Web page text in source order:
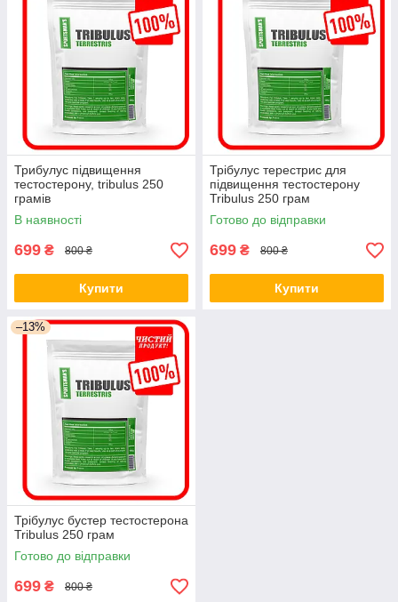
Трибулус підвищення
тестостерону, tribulus 250
грамів
В наявності
699 ₴ 800 ₴
Купити
Трібулус терестрис для
підвищення тестостерону
Tribulus 250 грам
Готово до відправки
699 ₴ 800 ₴
Купити
–13%
Трібулус бустер тестостерона
Tribulus 250 грам
Готово до відправки
699 ₴ 800 ₴